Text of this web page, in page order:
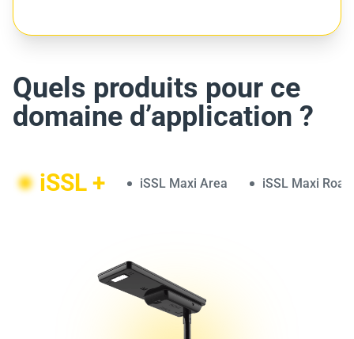
Quels produits pour ce
domaine d’application ?
iSSL + iSSL Maxi Area iSSL Maxi Road